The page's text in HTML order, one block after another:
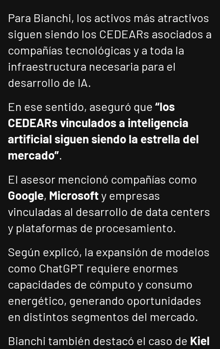
Para Bianchi, los activos más atractivos
siguen siendo los CEDEARs asociados a
compañías tecnológicas y a toda la
infraestructura necesaria para el
desarrollo de IA.
En ese sentido, aseguró que “los
CEDEARs vinculados a inteligencia
artificial siguen siendo la estrella del
mercado”.
El asesor mencionó compañías como
Google, Microsofty empresas
vinculadas al desarrollo de data centers
y plataformas de procesamiento.
Según explicó, la expansión de modelos
como ChatGPT requiere enormes
capacidades de cómputo y consumo
energético, generando oportunidades
en distintos segmentos del mercado.
Bianchi también destacó el caso de Kiel